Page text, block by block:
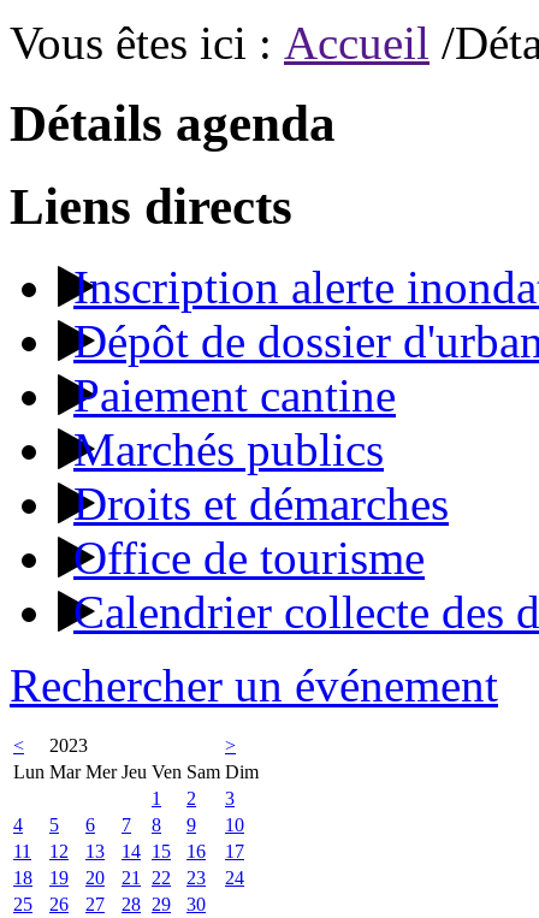
Vous êtes ici : Accueil /
Détails agenda
Liens directs
Inscription alerte
Dépôt de dossier
Paiement cantine
Marchés publics
Droits et démarches
Office de tourisme
Calendrier collecte des
Rechercher un événement
< 2023
>
Lun Mar Mer Jeu Ven Sam Dim
1
2
3
4
5 6 7 8 9
10
11
12 13 14 15 16
17
18
19 20 21 22 23
24
25
26 27 28 29 30